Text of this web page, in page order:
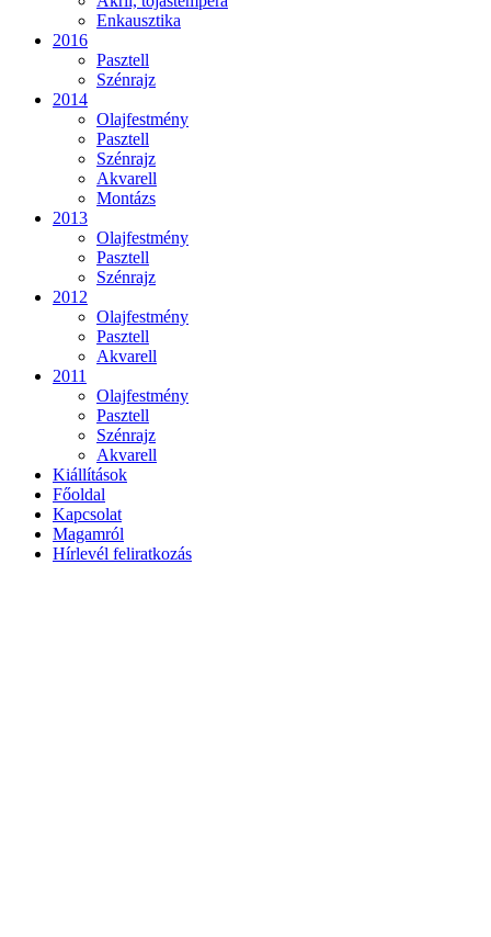
Enkausztika
2016
Pasztell
Szénrajz
2014
Olajfestmény
Pasztell
Szénrajz
Akvarell
Montázs
2013
Olajfestmény
Pasztell
Szénrajz
2012
Olajfestmény
Pasztell
Akvarell
2011
Olajfestmény
Pasztell
Szénrajz
Akvarell
Kiállítások
Főoldal
Kapcsolat
Magamról
Hírlevél feliratkozás